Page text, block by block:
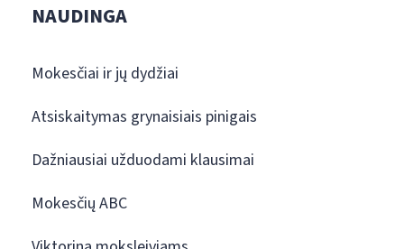
NAUDINGA
Mokesčiai ir jų dydžiai
Atsiskaitymas grynaisiais pinigais
Dažniausiai užduodami klausimai
Mokesčių ABC